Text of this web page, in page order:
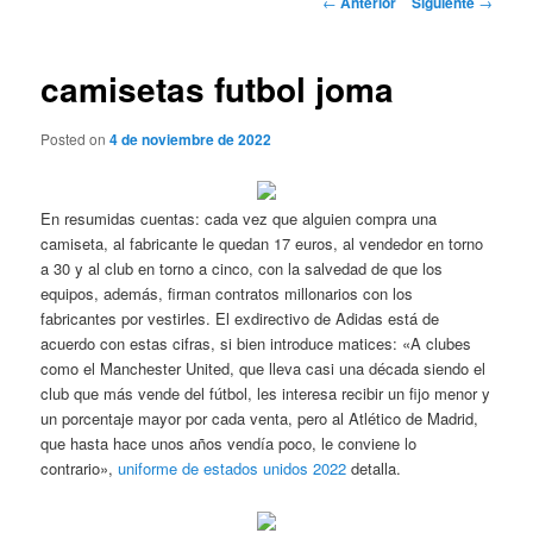
camisetas futbol joma
Posted on4 de noviembre de 2022
En resumidas cuentas: cada vez que alguien compra una
camiseta, al fabricante le quedan 17 euros, al vendedor en torno
a 30 y al club en torno a cinco, con la salvedad de que los
equipos, además, firman contratos millonarios con los
fabricantes por vestirles. El exdirectivo de Adidas está de
acuerdo con estas cifras, si bien introduce matices: «A clubes
como el Manchester United, que lleva casi una década siendo el
club que más vende del fútbol, les interesa recibir un fijo menor y
un porcentaje mayor por cada venta, pero al Atlético de Madrid,
que hasta hace unos años vendía poco, le conviene lo
contrario»,uniforme de estados unidos 2022 detalla.